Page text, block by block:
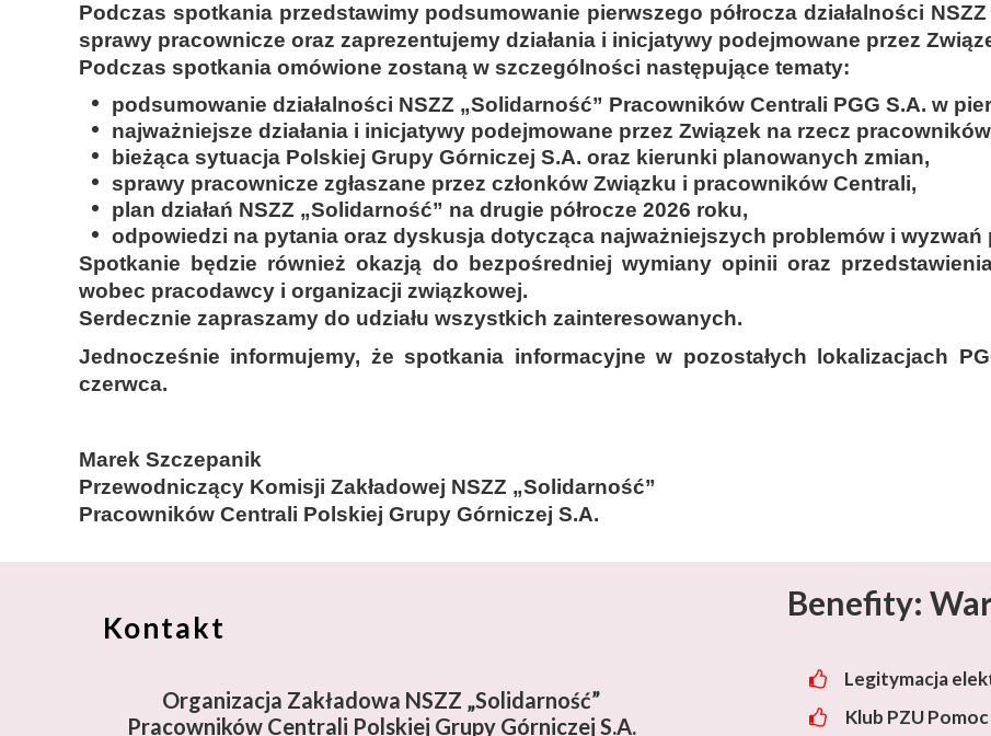
Podczas spotkania przedstawimy podsumowanie pierwszego półrocza działalności
sprawy pracownicze oraz zaprezentujemy działania i inicjatywy podejmowane przez
Podczas spotkania omówione zostaną w szczególności następujące tematy:
podsumowanie działalności NSZZ „Solidarność” Pracowników Centrali PGG S.A. w
najważniejsze działania i inicjatywy podejmowane przez Związek na rzecz
bieżąca sytuacja Polskiej Grupy Górniczej S.A. oraz kierunki planowanych zmian,
sprawy pracownicze zgłaszane przez członków Związku i pracowników Centrali,
plan działań NSZZ „Solidarność” na drugie półrocze 2026 roku,
odpowiedzi na pytania oraz dyskusja dotycząca najważniejszych problemów i wyzwań
Spotkanie będzie również okazją do bezpośredniej wymiany opinii oraz
wobec pracodawcy i organizacji związkowej.
Serdecznie zapraszamy do udziału wszystkich zainteresowanych.
Jednocześnie informujemy, że spotkania informacyjne w pozostałych lokalizacjach
czerwca.
Marek Szczepanik
Przewodniczący Komisji Zakładowej NSZZ „Solidarność”
Pracowników Centrali Polskiej Grupy Górniczej S.A.
Benefity:
Legitymacja
Klub PZU
Kontakt
Organizacja Zakładowa NSZZ „Solidarność”
Pracowników Centrali Polskiej Grupy Górniczej S.A.